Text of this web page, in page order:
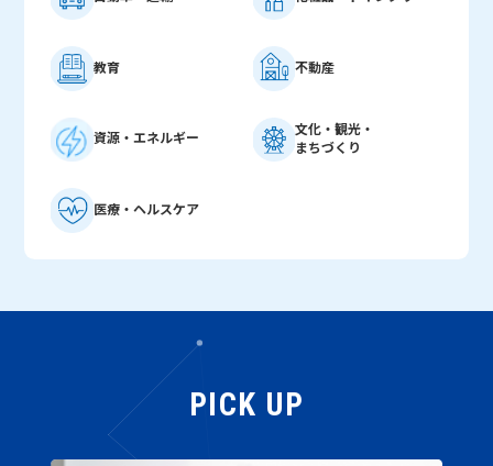
教育 不動産
資源・エネルギー
文化・観光・
まちづくり
医療・ヘルスケア
PICK UP